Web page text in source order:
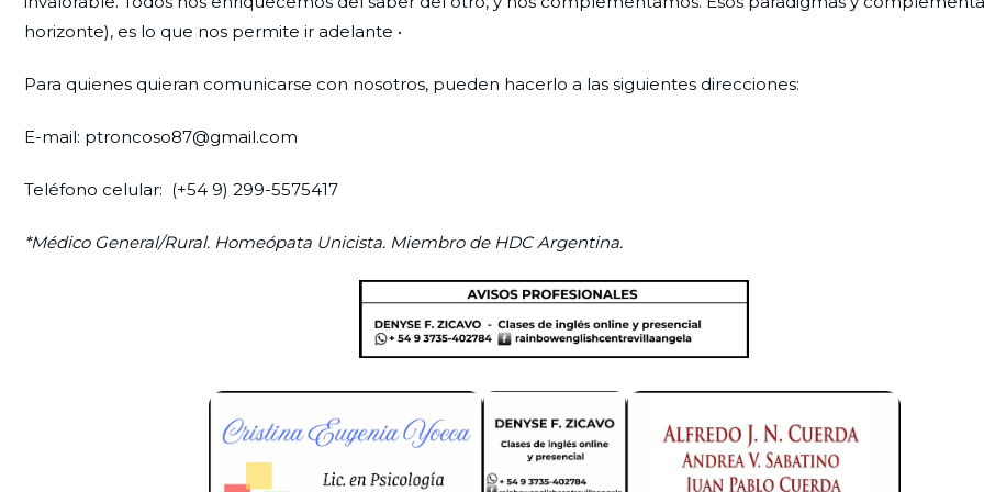
horizonte), es lo que nos permite ir adelante •
Para quienes quieran comunicarse con nosotros, pueden hacerlo a las siguientes direcciones:
E-mail: ptroncoso87@gmail.com
Teléfono celular: (+54 9) 299-5575417
*Médico General/Rural. Homeópata Unicista. Miembro de HDC Argentina.